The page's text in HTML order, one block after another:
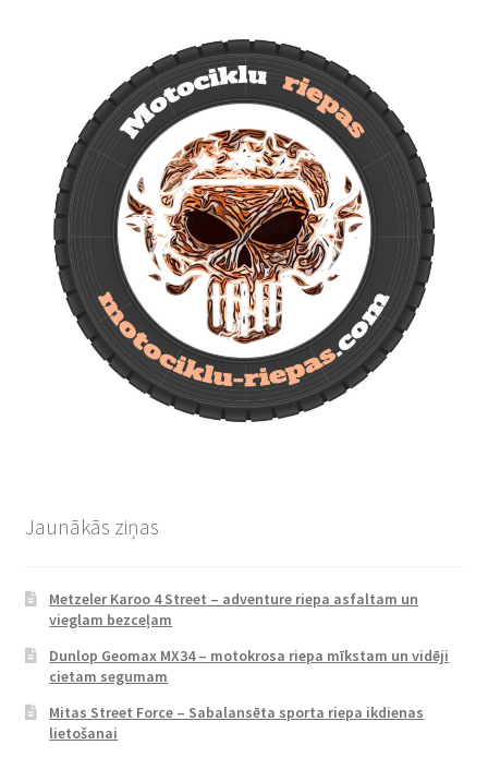
Jaunākās ziņas
Metzeler Karoo 4 Street – adventure riepa asfaltam un
vieglam bezceļam
Dunlop Geomax MX34 – motokrosa riepa mīkstam un vidēji
cietam segumam
Mitas Street Force – Sabalansēta sporta riepa ikdienas
lietošanai